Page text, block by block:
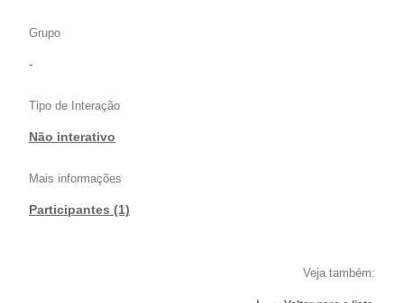
Grupo
-
Tipo de Interação
Não interativo
Mais informações
Participantes (1)
Veja também: